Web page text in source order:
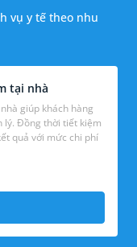
vụ y tế theo nhu
tại nhà
giúp khách hàng
lý. Đồng thời tiết kiệm